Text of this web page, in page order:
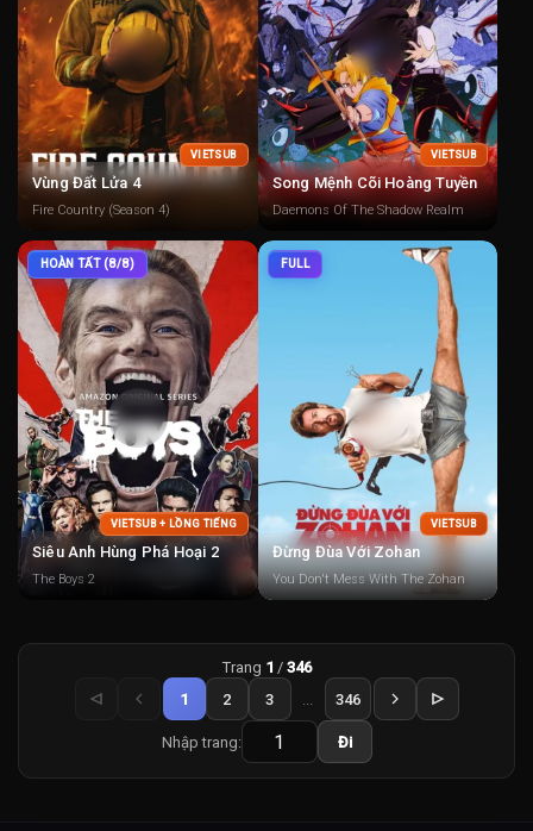
VIETSUB
Vùng Đất Lửa 4
Fire Country (Season 4)
VIETSUB
Song Mệnh Cõi Hoàng Tuyền
Daemons Of The Shadow Realm
HOÀN TẤT (8/8)
VIETSUB + LỒNG TIẾNG
Siêu Anh Hùng Phá Hoại 2
The Boys 2
FULL
VIETSUB
Đừng Đùa Với Zohan
You Don't Mess With The Zohan
Trang 1 / 346
1
2 3 346
Nhập trang: Đi